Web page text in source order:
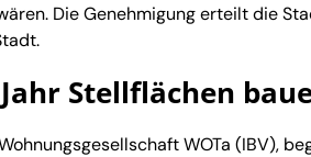
Die Genehmigung erteilt die
Stellflächen
WOTa (IBV),